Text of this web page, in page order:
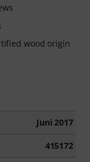
wood origin
Juni 2017
415172